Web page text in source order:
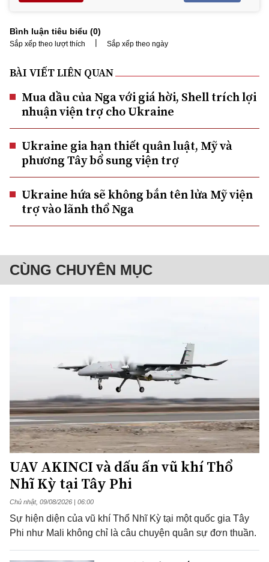
Bình luận tiêu biểu (0)
Sắp xếp theo lượt thích | Sắp xếp theo ngày
BÀI VIẾT LIÊN QUAN
Mua dầu của Nga với giá hời, Shell trích lợi
nhuận viện trợ cho Ukraine
Ukraine gia hạn thiết quân luật, Mỹ và
phương Tây bổ sung viện trợ
Ukraine hứa sẽ không bắn tên lửa Mỹ viện
trợ vào lãnh thổ Nga
CÙNG CHUYÊN MỤC
UAV AKINCI và dấu ấn vũ khí Thổ
Nhĩ Kỳ tại Tây Phi
Chủ nhật, 09/08/2026 | 06:00
Sự hiện diện của vũ khí Thổ Nhĩ Kỳ tại một quốc gia Tây
Phi như Mali không chỉ là câu chuyện quân sự đơn thuần.